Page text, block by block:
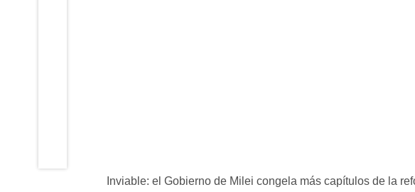
Inviable: el Gobierno de Milei congela más capítulos de la